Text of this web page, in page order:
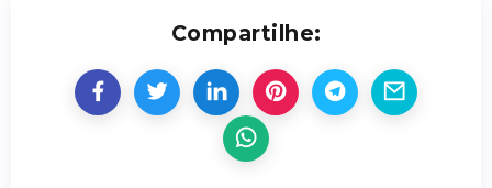
Compartilhe: